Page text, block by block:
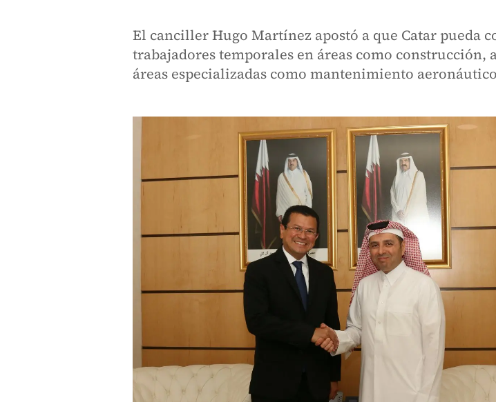
El canciller Hugo Martínez apostó a que Catar pueda
trabajadores temporales en áreas como construcción,
áreas especializadas como mantenimiento